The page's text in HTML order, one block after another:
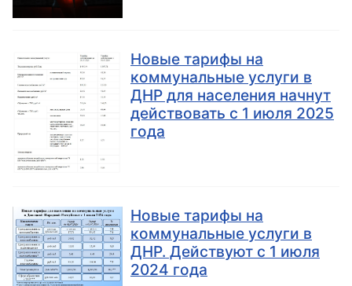
Новые тарифы на
коммунальные услуги в
ДНР для населения начнут
действовать с 1 июля 2025
года
Новые тарифы на
коммунальные услуги в
ДНР. Действуют с 1 июля
2024 года